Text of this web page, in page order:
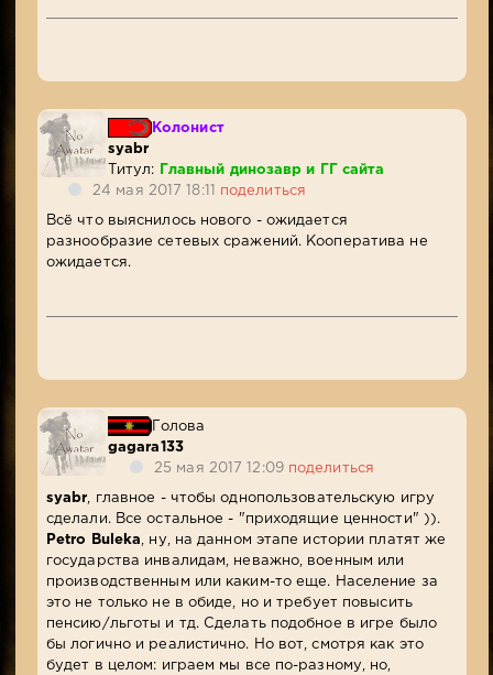
Колонист
syabr
Титул:
Главный динозавр и ГГ сайта
24 мая 2017 18:11 поделиться
Всё что выяснилось нового - ожидается
разнообразие сетевых сражений. Кооператива не
ожидается.
Голова
gagara133
25 мая 2017 12:09 поделиться
syabr , главное - чтобы однопользовательскую игру
сделали. Все остальное - "приходящие ценности" )).
Petro Buleka
, ну, на данном этапе истории платят же
государства инвалидам, неважно, военным или
производственным или каким-то еще. Население за
это не только не в обиде, но и требует повысить
пенсию/льготы и тд. Сделать подобное в игре было
бы логично и реалистично. Но вот, смотря как это
будет в целом: играем мы все по-разному, но,